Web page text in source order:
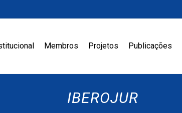
Membros Projetos Publicações
IBEROJUR